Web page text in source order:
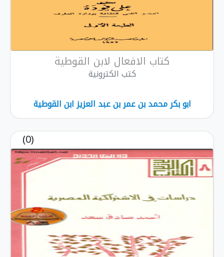
كتاب الافعال لابن القوطية
كتب الكترونية
ابو بكر محمد بن عمر بن عبد العزيز ابن القوطية